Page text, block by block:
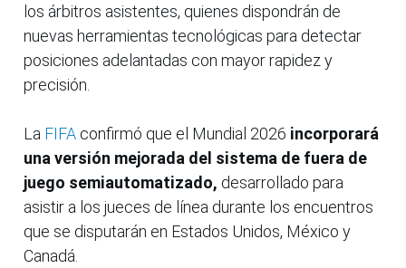
los árbitros asistentes, quienes dispondrán de
nuevas herramientas tecnológicas para detectar
posiciones adelantadas con mayor rapidez y
precisión.
La FIFA confirmó que el Mundial 2026 incorporará
una versión mejorada del sistema de fuera de
juego semiautomatizado, desarrollado para
asistir a los jueces de línea durante los encuentros
que se disputarán en Estados Unidos, México y
Canadá.